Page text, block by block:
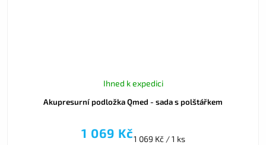
Akupresurní podložka Qmed - sada s polštářkem
Ihned k expedici
1 069 Kč1 069 Kč / 1 ks